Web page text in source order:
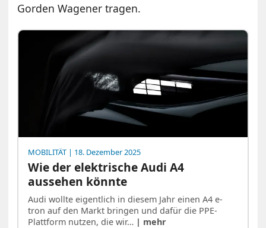
Gorden Wagener tragen.
MOBILITÄT | 18. Dezember 2025
Wie der elektrische Audi A4
aussehen könnte
Audi wollte eigentlich in diesem Jahr einen A4 e-
tron auf den Markt bringen und dafür die PPE-
Plattform nutzen, die wir… | mehr